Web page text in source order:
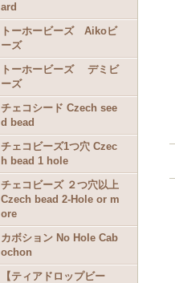
ard
トーホービーズ Aikoビ
ーズ
トーホービーズ デミビ
ーズ
チェコシード Czech see
d bead
チェコビーズ1つ穴 Czec
h bead 1 hole
チェコビーズ ２つ穴以上
Czech bead 2-Hole or m
ore
カボション No Hole Cab
ochon
【ティアドロップビー